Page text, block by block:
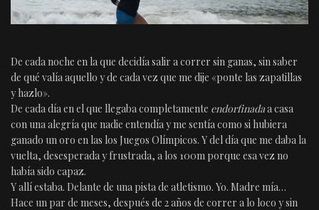
De cada noche en la que decidía salir a correr sin ganas, sin saber
de qué valía aquello y de cada vez que me dije «ponte las zapatillas
y hazlo».
De cada día en el que llegaba completamente endorfinadaa casa
con una alegría que nadie entendía y me sentía como si hubiera
ganado un oro en las los Juegos Olímpicos. Y del día que me daba la
vuelta, desesperada y frustrada, a los 100m porque esa vez no
había sido capaz.
Y allí estaba. Delante de una pista de atletismo. Yo. Madre mía…
Hace un par de meses, después de 2 años de correr a lo loco y sin